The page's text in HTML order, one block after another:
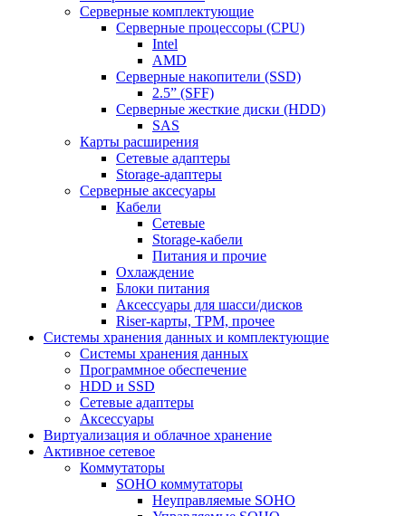
Серверные комплектующие
Серверные процессоры (CPU)
Intel
AMD
Серверные накопители (SSD)
2.5” (SFF)
Серверные жесткие диски (HDD)
SAS
Карты расширения
Сетевые адаптеры
Storage-адаптеры
Серверные аксесуары
Кабели
Сетевые
Storage-кабели
Питания и прочие
Охлаждение
Блоки питания
Аксессуары для шасси/дисков
Riser-карты, TPM, прочее
Системы хранения данных и комплектующие
Системы хранения данных
Программное обеспечение
HDD и SSD
Сетевые адаптеры
Аксессуары
Виртуализация и облачное хранение
Активное сетевое
Коммутаторы
SOHO коммутаторы
Неуправляемые SOHO